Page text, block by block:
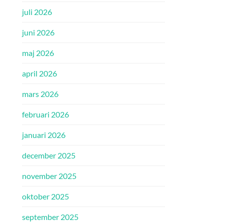
juli 2026
juni 2026
maj 2026
april 2026
mars 2026
februari 2026
januari 2026
december 2025
november 2025
oktober 2025
september 2025